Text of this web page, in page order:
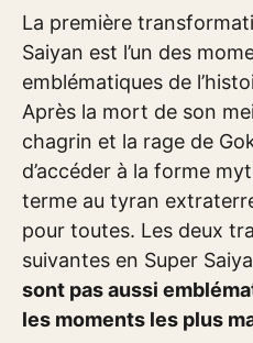
La première
Saiyan est l’un des
emblématiques de
Après la mort de son
chagrin et la rage de
d’accéder à la forme
terme au tyran
pour toutes. Les deux
suivantes en Super
sont pas aussi
les moments les plus